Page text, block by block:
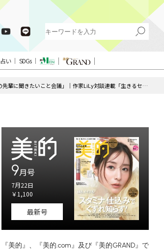
占い SDGs
MEGUMIさんと語る「人生の先輩に聞きたいこと会議」｜作家LiLy対談連載「生きるセンス Season.2」第5話
9月号
7月22日
￥1,100
最新号
『美的』、『美的.com』及び『美的GRAND』で